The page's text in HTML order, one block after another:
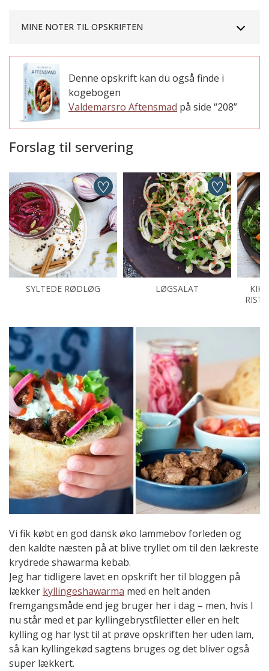
MINE NOTER TIL OPSKRIFTEN
Denne opskrift kan du også finde i
kogebogen
Valdemarsro Aftensmad på side “208”
Forslag til servering
SYLTEDE RØDLØG LØGSALAT
Vi fik købt en god dansk øko lammebov forleden og
den kaldte næsten på at blive tryllet om til den lækreste
krydrede shawarma kebab.
Jeg har tidligere lavet en opskrift her til bloggen på
lækker kyllingeshawarma med en helt anden
fremgangsmåde end jeg bruger her i dag – men, hvis I
nu står med et par kyllingebrystfiletter eller en helt
kylling og har lyst til at prøve opskriften her uden lam,
så kan kyllingekød sagtens bruges og det bliver også
super lækkert.